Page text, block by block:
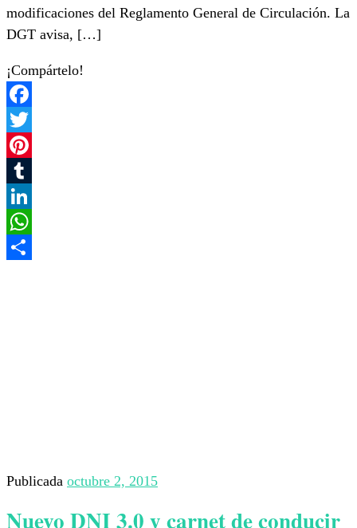
modificaciones del Reglamento General de Circulación. La
DGT avisa, […]
¡Compártelo!
Facebook
Twitter
Pinterest
Tumblr
LinkedIn
WhatsApp
Publicada octubre 2, 2015
Nuevo DNI 3.0 y carnet de conducir